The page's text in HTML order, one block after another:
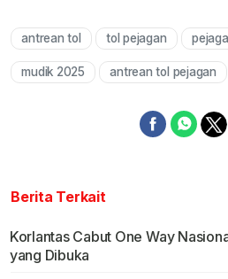
antrean tol tol pejagan
mudik 2025 antrean tol pejagan
Berita Terkait
Korlantas Cabut One Way
yang Dibuka